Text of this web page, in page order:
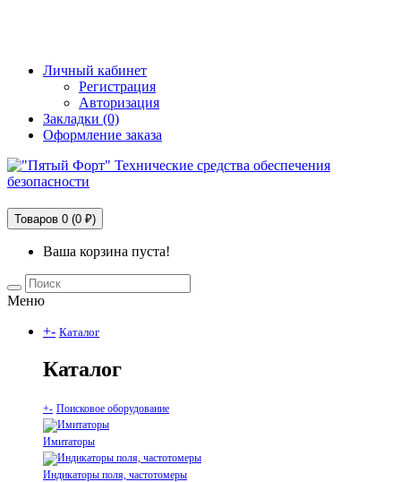
Личный кабинет
Регистрация
Авторизация
Закладки (0)
Оформление заказа
Товаров 0 (0 ₽)
Ваша корзина пуста!
Меню
+- Каталог
Каталог
+- Поисковое оборудование
Имитаторы
Индикаторы поля, частотомеры